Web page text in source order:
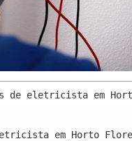
de eletricista em
em Horto